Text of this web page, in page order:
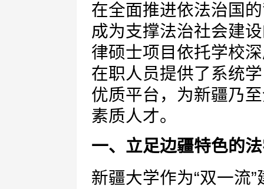
在全面推进依法治国
成为支撑法治社会建
律硕士项目依托学校
在职人员提供了系统
优质平台，为新疆乃
素质人才。
一、立足边疆特色的
新疆大学作为“双一流